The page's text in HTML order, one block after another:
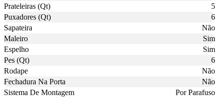
Prateleiras (Qt)
5
Puxadores (Qt)
6
Sapateira
Não
Maleiro
Sim
Espelho
Sim
Pes (Qt)
6
Rodape
Não
Fechadura Na Porta
Não
Sistema De Montagem
Por Parafuso